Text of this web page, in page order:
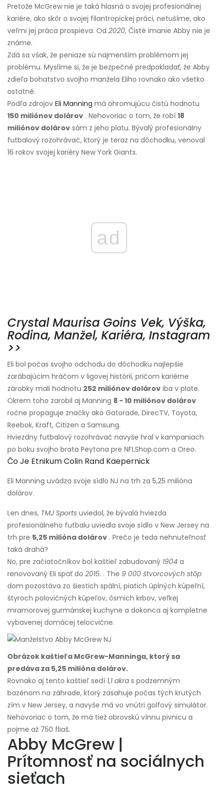
Pretože McGrew nie je taká hlasná o svojej profesionálnej
kariére, ako skôr o svojej filantropickej práci, netušíme, ako
veľmi jej práca prospieva. Od 2020, Čisté imanie Abby nie je
známe.
Zdá sa však, že peniaze sú najmenším problémom jej
problému. Myslíme si, že je bezpečné predpokladať, že Abby
zdieľa bohatstvo svojho manžela Eliho rovnako ako všetko
ostatné.
Podľa zdrojov Eli Manning má ohromujúcu čistú hodnotu
150 miliónov dolárov . Nehovoriac o tom, že robí 18
miliónov dolárov sám z jeho platu. Bývalý profesionálny
futbalový rozohrávač, ktorý je teraz na dôchodku, venoval
16 rokov svojej kariéry New York Giants.
ad
Crystal Maurisa Goins Vek, Výška,
Rodina, Manžel, Kariéra, Instagram
>>
Eli bol počas svojho odchodu do dôchodku najlepšie
zarábajúcim hráčom v ligovej histórii, pričom kariérne
zárobky mali hodnotu 252 miliónov dolárov iba v plate.
Okrem toho zarobil aj Manning 8 - 10 miliónov dolárov
ročne propaguje značky ako Gatorade, DirecTV, Toyota,
Reebok, Kraft, Citizen a Samsung.
Hviezdny futbalový rozohrávač navyše hral v kampaniach
po boku svojho brata Peytona pre NFLShop.com a Oreo.
Čo Je Etnikum Colin Rand Kaepernick
Eli Manning uvádza svoje sídlo NJ na trh za 5,25 milióna
dolárov.
Len dnes, TMJ Sports uviedol, že bývalá hviezda
profesionálneho futbalu uviedla svoje sídlo v New Jersey na
trh pre 5,25 milióna dolárov . Prečo je teda nehnuteľnosť
taká drahá?
No, pre začiatočníkov bol kaštieľ zabudovaný 1904 a
renovovaný Eli späť do 2015. . The 9 000 štvorcových stôp
dom pozostáva zo šiestich spální, piatich úplných kúpeľní,
štyroch polovičných kúpeľov, ôsmich krbov, veľkej
mramorovej gurmánskej kuchyne a dokonca aj kompletne
vybavenej domácej telocvične.
Obrázok kaštieľa McGrew-Manninga, ktorý sa
predáva za 5,25 milióna dolárov.
Rovnako aj tento kaštieľ sedí 1,1 akra s podzemným
bazénom na záhrade, ktorý zasahuje počas tých krutých
zím v New Jersey, a navyše má vo vnútri golfový simulátor.
Nehovoriac o tom, že má tiež obrovskú vínnu pivnicu a
pojme až 750 fliaš.
Abby McGrew |
Prítomnosť na sociálnych
sieťach